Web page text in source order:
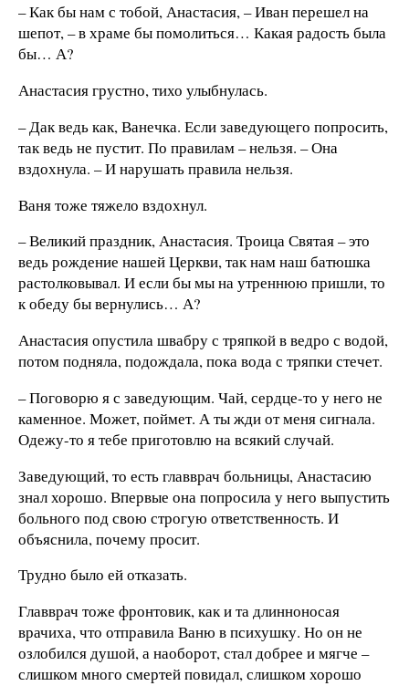
– Как бы нам с тобой, Анастасия, – Иван перешел на
шепот, – в храме бы помолиться… Какая радость была
бы… А?
Анастасия грустно, тихо улыбнулась.
– Дак ведь как, Ванечка. Если заведующего попросить,
так ведь не пустит. По правилам – нельзя. – Она
вздохнула. – И нарушать правила нельзя.
Ваня тоже тяжело вздохнул.
– Великий праздник, Анастасия. Троица Святая – это
ведь рождение нашей Церкви, так нам наш батюшка
растолковывал. И если бы мы на утреннюю пришли, то
к обеду бы вернулись… А?
Анастасия опустила швабру с тряпкой в ведро с водой,
потом подняла, подождала, пока вода с тряпки стечет.
– Поговорю я с заведующим. Чай, сердце-то у него не
каменное. Может, поймет. А ты жди от меня сигнала.
Одежу-то я тебе приготовлю на всякий случай.
Заведующий, то есть главврач больницы, Анастасию
знал хорошо. Впервые она попросила у него выпустить
больного под свою строгую ответственность. И
объяснила, почему просит.
Трудно было ей отказать.
Главврач тоже фронтовик, как и та длинноносая
врачиха, что отправила Ваню в психушку. Но он не
озлобился душой, а наоборот, стал добрее и мягче –
слишком много смертей повидал, слишком хорошо